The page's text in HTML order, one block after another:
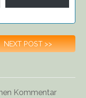
NEXT POST >>
Kommentar